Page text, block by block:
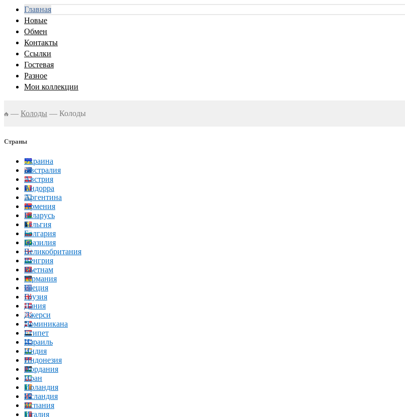
Главная
Новые
Обмен
Контакты
Ссылки
Гостевая
Разное
Мои коллекции
— Колоды — Колоды
Страны
Украина
Австралия
Австрия
Андорра
Аргентина
Армения
Беларусь
Бельгия
Болгария
Бразилия
Великобритания
Венгрия
Вьетнам
Германия
Греция
Грузия
Дания
Джерси
Доминикана
Египет
Израиль
Индия
Индонезия
Иордания
Иран
Ирландия
Исландия
Испания
Италия